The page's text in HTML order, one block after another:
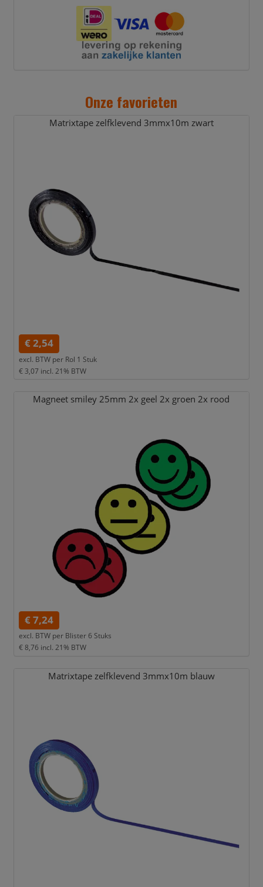
Onze favorieten
Matrixtape zelfklevend 3mmx10m zwart
€ 2,54
excl. BTW per Rol 1 Stuk
€ 3,07 incl. 21% BTW
Magneet smiley 25mm 2x geel 2x groen 2x rood
€ 7,24
excl. BTW per Blister 6 Stuks
€ 8,76 incl. 21% BTW
Matrixtape zelfklevend 3mmx10m blauw